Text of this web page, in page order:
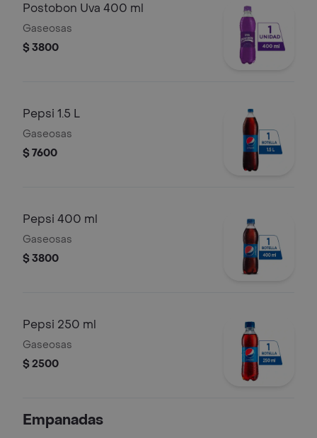
Postobon Uva 400 ml
Gaseosas
$ 3800
Pepsi 1.5 L
Gaseosas
$ 7600
Pepsi 400 ml
Gaseosas
$ 3800
Pepsi 250 ml
Gaseosas
$ 2500
Empanadas